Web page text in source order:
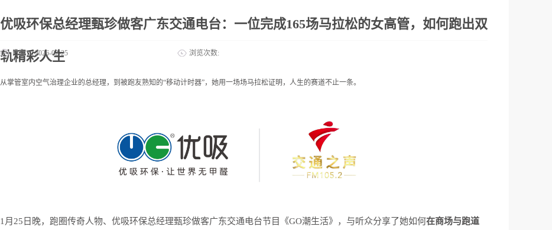
优吸环保总经理甄珍做客广东交通电台：一位完成165场马拉松的女高管，如何跑出双
轨精彩人生
日期： 2026-02-25 浏览次数:
从掌管室内空气治理企业的总经理，到被跑友熟知的“移动计时器”，她用一场场马拉松证明，人生的赛道不止一条。
1 月25日晚，跑圈传奇人物、优吸环保总经理甄珍做客广东交通电台节目《GO潮生活》，与听众分享了她如何在商场与跑道